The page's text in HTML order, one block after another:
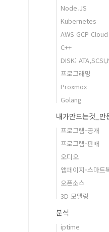
Node.JS
Kubernetes
AWS GCP Cloud
C++
DISK:
프로그래밍
Proxmox
Golang
내가만드는것_만
프로그램-공개
프로그램-판매
오디오
앱페이지-스마트
오픈소스
3D 모델링
분석
iptime